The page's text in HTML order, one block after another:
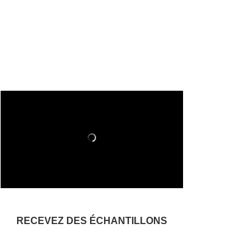
RECEVEZ DES ÉCHANTILLONS